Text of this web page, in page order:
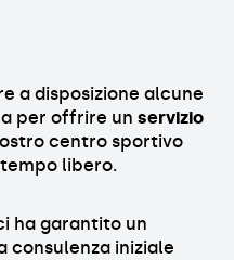
a disposizione alcune
per offrire un servizio
centro sportivo
libero.
ha garantito un
consulenza iniziale